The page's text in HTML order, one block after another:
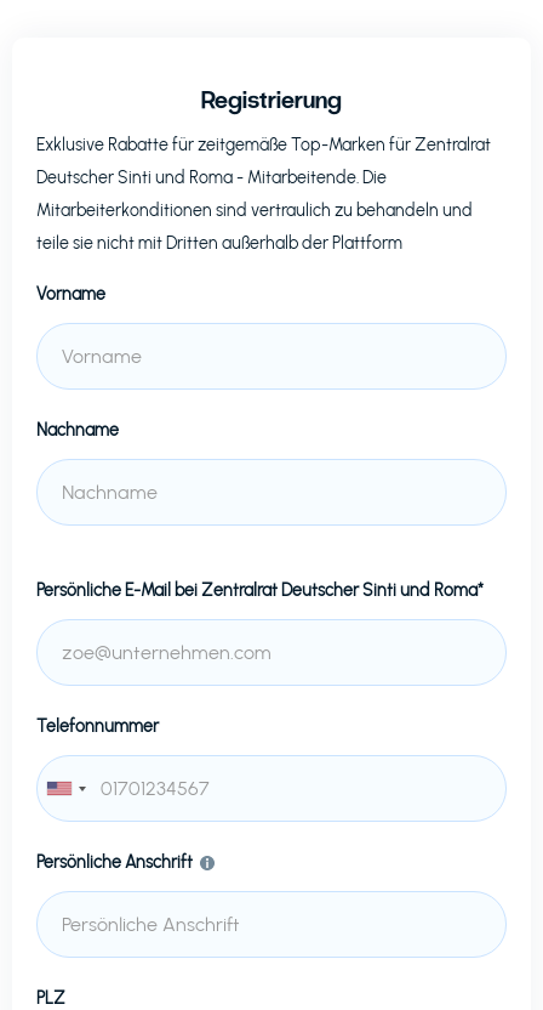
Registrierung
Exklusive Rabatte für zeitgemäße Top-Marken fürZentralrat
Deutscher Sinti und Roma- Mitarbeitende. Die
Mitarbeiterkonditionen sind vertraulich zu behandeln und
teile sie nicht mit Dritten außerhalb der Plattform
Vorname
Nachname
Persönliche E-Mail beiZentralrat Deutscher Sinti und Roma*
Telefonnummer
Persönliche Anschrift
PLZ